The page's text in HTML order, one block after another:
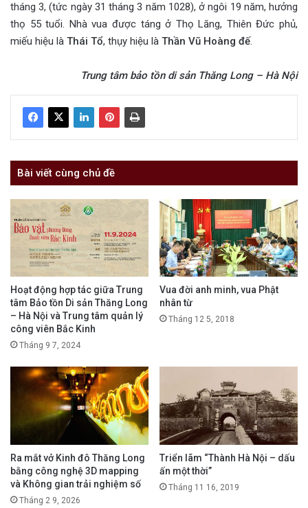
tháng 3, (tức ngày 31 tháng 3 năm 1028), ở ngôi 19 năm, hưởng
thọ 55 tuổi. Nhà vua được táng ở Thọ Lăng, Thiên Đức phủ,
miếu hiệu là Thái Tổ, thụy hiệu là Thần Vũ Hoàng đế.
Trung tâm bảo tồn di sản Thăng Long – Hà Nội
Bài viết cùng chủ đề
Hoạt động hợp tác giữa Trung
tâm Bảo tồn Di sản Thăng Long
– Hà Nội và Trung tâm quản lý
công viên Bắc Kinh
Tháng 9 7, 2024
Vua đời anh minh, vua Phật
nhân từ
Tháng 12 5, 2018
Ra mắt vở Kinh đô Thăng Long
bằng công nghệ 3D mapping
và Không gian trải nghiệm số
Tháng 2 9, 2026
Triển lãm “Thành Hà Nội – dấu
ấn một thời”
Tháng 11 16, 2019